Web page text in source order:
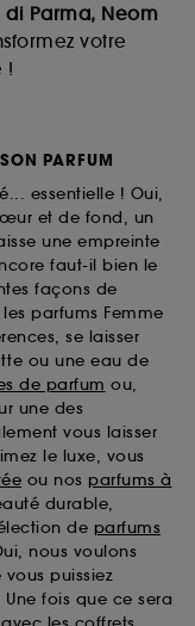
di Parma, Neom
votre
!
PARFUM
essentielle ! Oui,
et de fond, un
une empreinte
faut-il bien le
façons de
parfums Femme
se laisser
ou une eau de
de parfum ou,
une des
vous laisser
le luxe, vous
ou nos parfums à
durable,
de parfums
nous voulons
puissiez
fois que ce sera